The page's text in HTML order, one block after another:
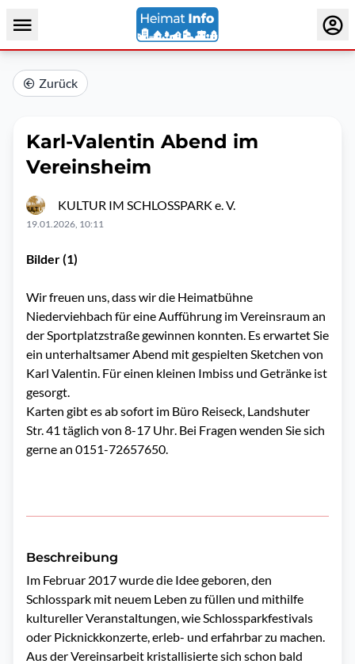
Zurück
Karl-Valentin Abend im
Vereinsheim
KULTUR IM SCHLOSSPARK e. V.
19.01.2026, 10:11
Bilder (1)
Wir freuen uns, dass wir die Heimatbühne
Niederviehbach für eine Aufführung im Vereinsraum an
der Sportplatzstraße gewinnen konnten. Es erwartet Sie
ein unterhaltsamer Abend mit gespielten Sketchen von
Karl Valentin. Für einen kleinen Imbiss und Getränke ist
gesorgt.
Karten gibt es ab sofort im Büro Reiseck, Landshuter
Str. 41 täglich von 8-17 Uhr. Bei Fragen wenden Sie sich
gerne an 0151-72657650.
Beschreibung
Im Februar 2017 wurde die Idee geboren, den
Schlosspark mit neuem Leben zu füllen und mithilfe
kultureller Veranstaltungen, wie Schlossparkfestivals
oder Picknickkonzerte, erleb- und erfahrbar zu machen.
Aus der Vereinsarbeit kristallisierte sich schon bald